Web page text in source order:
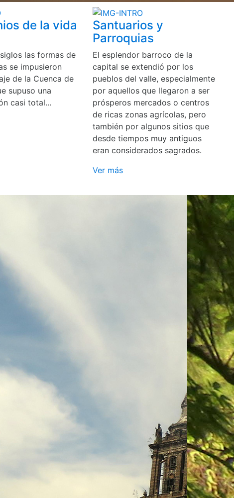
de la vida
las formas de
se impusieron
de la Cuenca de
supuso una
casi total...
Santuarios y
Parroquias
El esplendor barroco de la
capital se extendió por los
pueblos del valle, especialmente
por aquellos que llegaron a ser
prósperos mercados o centros
de ricas zonas agrícolas, pero
también por algunos sitios que
desde tiempos muy antiguos
eran considerados sagrados.
Ver más